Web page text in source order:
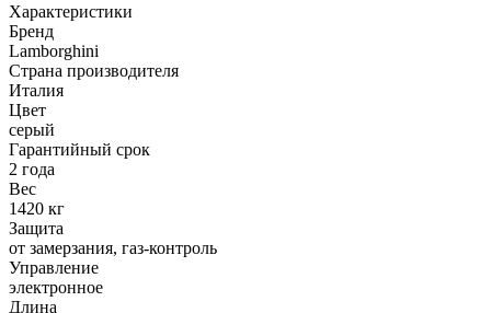
Характеристики
Бренд
Lamborghini
Страна производителя
Италия
Цвет
серый
Гарантийный срок
2 года
Вес
1420 кг
Защита
от замерзания, газ-контроль
Управление
электронное
Длина